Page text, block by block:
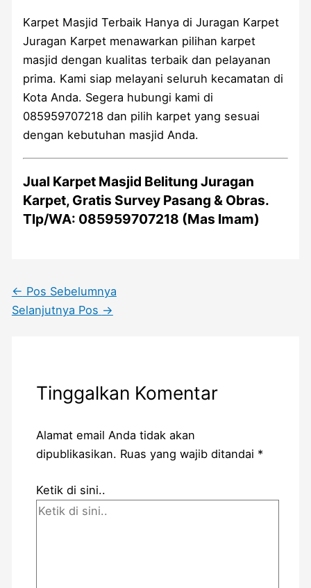
Karpet Masjid Terbaik Hanya di Juragan Karpet
Juragan Karpet menawarkan pilihan karpet
masjid dengan kualitas terbaik dan pelayanan
prima. Kami siap melayani seluruh kecamatan di
Kota Anda. Segera hubungi kami di
085959707218 dan pilih karpet yang sesuai
dengan kebutuhan masjid Anda.
Jual Karpet Masjid Belitung Juragan
Karpet, Gratis Survey Pasang & Obras.
Tlp/WA: 085959707218 (Mas Imam)
← Pos Sebelumnya
Selanjutnya Pos →
Tinggalkan Komentar
Alamat email Anda tidak akan
dipublikasikan. Ruas yang wajib ditandai *
Ketik di sini..